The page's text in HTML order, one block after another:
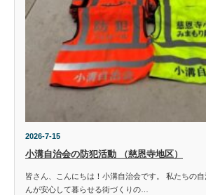
2026-7-15
小溝自治会の防犯活動 （慈恩寺地区）
皆さん、こんにちは！小溝自治会です。 私たちの
んが安心して暮らせる街づくりの…